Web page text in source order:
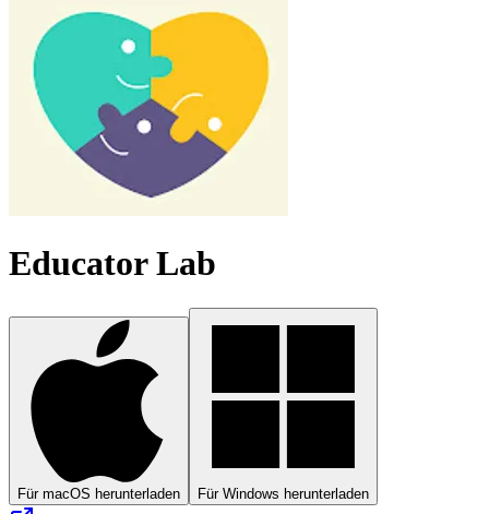
Educator Lab
Für macOS herunterladen Für Windows herunterladen